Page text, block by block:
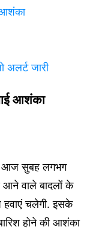
आशंका
अलर्ट जारी
आशंका
आज सुबह लगभग
वाले बादलों के
चलेगी. इसके
होने की आशंका